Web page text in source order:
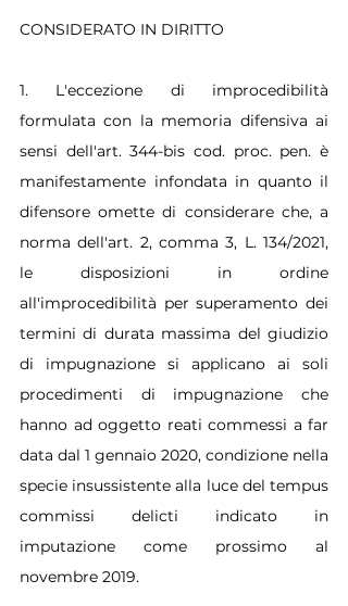
CONSIDERATO IN DIRITTO
1. L'eccezione di improcedibilità
formulata con la memoria difensiva ai
sensi dell'art. 344-bis cod. proc. pen. è
manifestamente infondata in quanto il
difensore omette di considerare che, a
norma dell'art. 2, comma 3, L. 134/2021,
le disposizioni in ordine
all'improcedibilità per superamento dei
termini di durata massima del giudizio
di impugnazione si applicano ai soli
procedimenti di impugnazione che
hanno ad oggetto reati commessi a far
data dal 1 gennaio 2020, condizione nella
specie insussistente alla luce del tempus
commissi delicti indicato in
imputazione come prossimo al
novembre 2019.